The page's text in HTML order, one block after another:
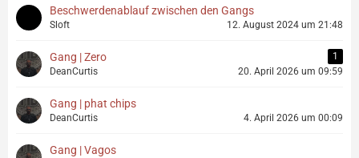
Beschwerdenablauf zwischen den Gangs
Sloft 12. August 2024 um 21:48
Gang | Zero
1
DeanCurtis
20. April 2026 um 09:59
Gang | phat chips
DeanCurtis 4. April 2026 um 00:09
Gang | Vagos